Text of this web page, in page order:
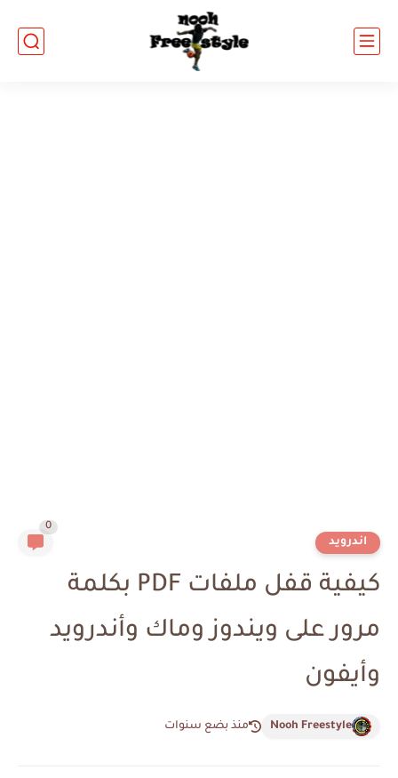
اندرويد
0
كيفية قفل ملفات PDF بكلمة
مرور على ويندوز وماك وأندرويد
وأيفون
Nooh Freestyle منذ بضع سنوات